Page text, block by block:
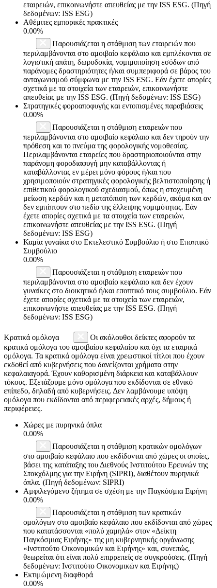
εταιρειών, επικοινωνήστε απευθείας με την ISS ESG. (Πηγή
δεδομένων: ISS ESG)
Αθέμιτες εμπορικές πρακτικές
0.00%
Παρουσιάζεται η στάθμιση των εταιρειών που
περιλαμβάνονται στο αμοιβαίο κεφάλαιο και εμπλέκονται σε
λογιστική απάτη, δωροδοκία, νομιμοποίηση εσόδων από
παράνομες δραστηριότητες ή/και συμπεριφορά σε βάρος του
ανταγωνισμού σύμφωνα με την ISS ESG. Εάν έχετε απορίες
σχετικά με τα στοιχεία των εταιρειών, επικοινωνήστε
απευθείας με την ISS ESG. (Πηγή δεδομένων: ISS ESG)
Στρατηγικές φοροαποφυγής και εντοπισμένες παραβιάσεις
0.00%
Παρουσιάζεται η στάθμιση εταιρειών που
περιλαμβάνονται στο αμοιβαίο κεφάλαιο και δεν τηρούν την
πρόθεση και το πνεύμα της φορολογικής νομοθεσίας.
Περιλαμβάνονται εταιρείες που δραστηριοποιούνται στην
παράνομη φοροδιαφυγή μην καταβάλλοντας ή
καταβάλλοντας εν μέρει μόνο φόρους ή/και που
χρησιμοποιούν στρατηγικές φορολογικής βελτιστοποίησης ή
επιθετικού φορολογικού σχεδιασμού, όπως η στοχευμένη
μείωση κερδών και η μετατόπιση των κερδών, ακόμα και αν
δεν εμπίπτουν στο πεδίο της έλλειψης νομιμότητας. Εάν
έχετε απορίες σχετικά με τα στοιχεία των εταιρειών,
επικοινωνήστε απευθείας με την ISS ESG. (Πηγή
δεδομένων: ISS ESG)
Καμία γυναίκα στο Εκτελεστικό Συμβούλιο ή στο Εποπτικό
Συμβούλιο
0.00%
Παρουσιάζεται η στάθμιση εταιρειών που
περιλαμβάνονται στο αμοιβαίο κεφάλαιο και δεν έχουν
γυναίκες στο διοικητικό ή/και εποπτικό τους συμβούλιο. Εάν
έχετε απορίες σχετικά με τα στοιχεία των εταιρειών,
επικοινωνήστε απευθείας με την ISS ESG. (Πηγή
δεδομένων: ISS ESG)
Κρατικά ομόλογα
Οι ακόλουθοι δείκτες αφορούν τα
κρατικά ομόλογα του αμοιβαίου κεφαλαίου και όχι τα εταιρικά
ομόλογα. Τα κρατικά ομόλογα είναι χρεωστικοί τίτλοι που έχουν
εκδοθεί από κυβερνήσεις που δανείζονται χρήματα στην
κεφαλαιαγορά. Έχουν καθορισμένη διάρκεια και καταβάλλουν
τόκους. Εξετάζουμε μόνο ομόλογα που εκδίδονται σε εθνικό
επίπεδο, δηλαδή από κυβερνήσεις. Δεν λαμβάνουμε υπόψη
ομόλογα που εκδίδονται από περιφερειακές αρχές, δήμους ή
περιφέρειες.
Χώρες με πυρηνικά όπλα
0.00%
Παρουσιάζεται η στάθμιση κρατικών ομολόγων
στο αμοιβαίο κεφάλαιο που εκδίδονται από χώρες οι οποίες,
βάσει της κατάταξης του Διεθνούς Ινστιτούτου Ερευνών της
Στοκχόλμης για την Ειρήνη (SIPRI), διαθέτουν πυρηνικά
όπλα. (Πηγή δεδομένων: SIPRI)
Αμφιλεγόμενο ζήτημα σε σχέση με την Παγκόσμια Ειρήνη
0.00%
Παρουσιάζεται η στάθμιση των κρατικών
ομολόγων στο αμοιβαίο κεφάλαιο που εκδίδονται από χώρες
που κατατάσσονται «πολύ χαμηλά» στον «Δείκτη
Παγκόσμιας Ειρήνης» της μη κυβερνητικής οργάνωσης
«Ινστιτούτο Οικονομικών και Ειρήνης» και, συνεπώς,
θεωρείται ότι είναι πολύ επιρρεπείς σε συγκρούσεις. (Πηγή
δεδομένων: Ινστιτούτο Οικονομικών και Ειρήνης)
Εκτιμώμενη διαφθορά
0.00%